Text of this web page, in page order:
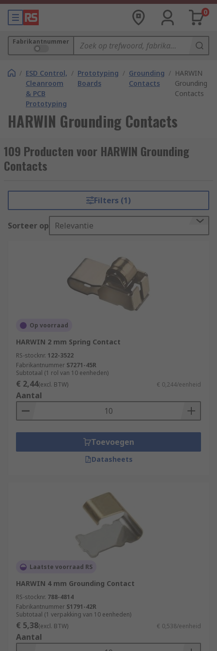
0
Fabrikantnummer
/ ESD Control,
Cleanroom
& PCB
Prototyping
/ Prototyping
Boards
/ Grounding
Contacts
/ HARWIN
Grounding
Contacts
HARWIN Grounding Contacts
109 Producten voor HARWIN Grounding
Contacts
Filters (1)
Sorteer op Relevantie
Op voorraad
HARWIN 2 mm Spring Contact
RS-stocknr. 122-3522
Fabrikantnummer S7271-45R
Subtotaal (1 rol van 10 eenheden)
€ 2,44(excl. BTW) € 0,244/eenheid
Aantal
Toevoegen
Datasheets
Laatste voorraad RS
HARWIN 4 mm Grounding Contact
RS-stocknr. 788-4814
Fabrikantnummer S1791-42R
Subtotaal (1 verpakking van 10 eenheden)
€ 5,38(excl. BTW) € 0,538/eenheid
Aantal